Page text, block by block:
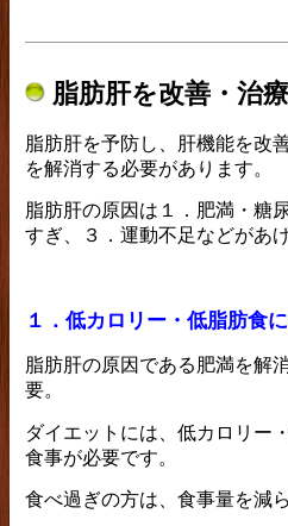
脂肪肝を改善・治
脂肪肝を予防し、肝機能を改
を解消する必要があります。
脂肪肝の原因は１．肥満・糖
すぎ、３．運動不足などがあ
１．低カロリー・低脂肪食
脂肪肝の原因である肥満を解
要。
ダイエットには、低カロリー
食事が必要です。
食べ過ぎの方は、食事量を減